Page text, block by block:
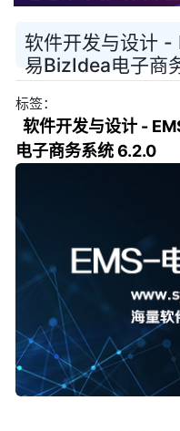
软件开发与设计
易BizIdea电子商
标签：
软件开发与设计 -
电子商务系统 6.2.0